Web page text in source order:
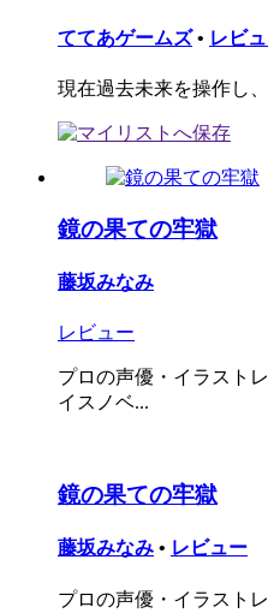
ててあゲームズ • レビ
現在過去未来を操作し
鏡の果ての牢獄
藤坂みなみ
レビュー
プロの声優・イラスト
イスノベ...
鏡の果ての牢獄
藤坂みなみ • レビュー
プロの声優・イラスト